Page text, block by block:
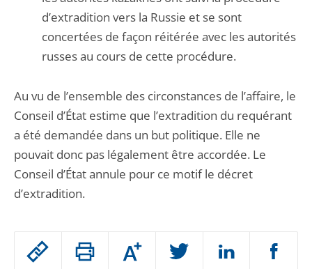
Passer
Augmenter
ou
d’extradition vers la Russie et se sont
concertées de façon réitérée avec les autorités
russes au cours de cette procédure.
Au vu de l’ensemble des circonstances de l’affaire, le
Conseil d’État estime que l’extradition du requérant
a été demandée dans un but politique. Elle ne
pouvait donc pas légalement être accordée. Le
Conseil d’État annule pour ce motif le décret
d’extradition.